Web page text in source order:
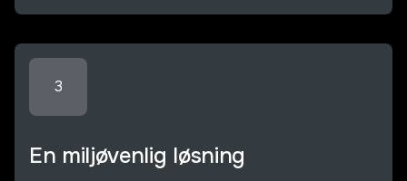
3
En miljøvenlig løsning